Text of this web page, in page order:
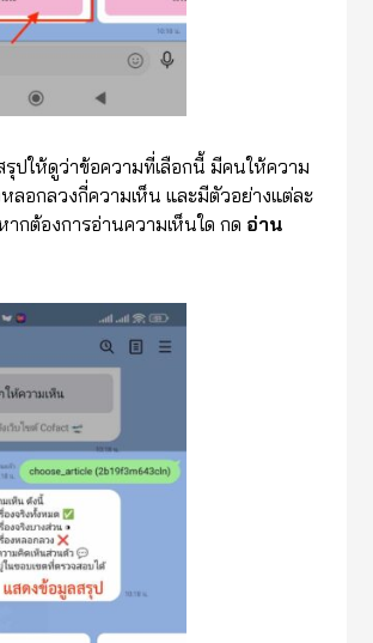
ปให้ดูว่าข้อความที่เลือกนี้ มีคนให้ความ
ลอกลวงกี่ความเห็น และมีตัวอย่างแต่ละ
ากต้องการอ่านความเห็นใด กด อ่าน